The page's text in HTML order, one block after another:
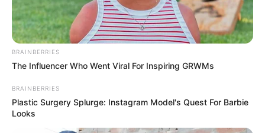
BRAINBERRIES
The Influencer Who Went Viral For Inspiring GRWMs
BRAINBERRIES
Plastic Surgery Splurge: Instagram Model's Quest For Barbie
Looks